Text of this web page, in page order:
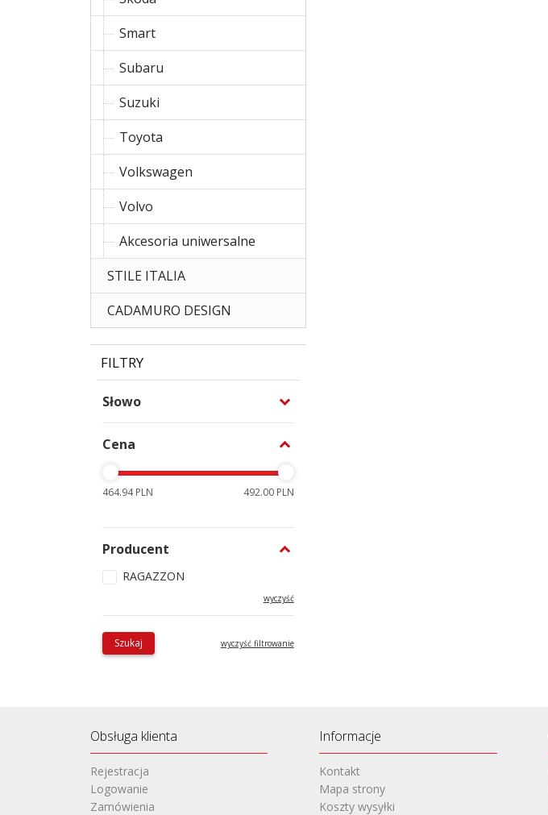
Smart
Subaru
Suzuki
Toyota
Volkswagen
Volvo
Akcesoria uniwersalne
STILE ITALIA
CADAMURO DESIGN
FILTRY
Słowo
Cena
464.94 PLN 492.00 PLN
Producent
RAGAZZON
wyczyść
Szukaj wyczyść filtrowanie
Obsługa klienta
Rejestracja
Logowanie
Zamówienia
Informacje
Kontakt
Mapa strony
Koszty wysyłki